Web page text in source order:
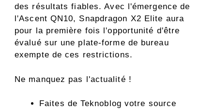
des résultats fiables. Avec l'émergence de
l'Ascent QN10, Snapdragon X2 Elite aura
pour la première fois l'opportunité d'être
évalué sur une plate-forme de bureau
exempte de ces restrictions.
Ne manquez pas l'actualité !
Faites de Teknoblog votre source